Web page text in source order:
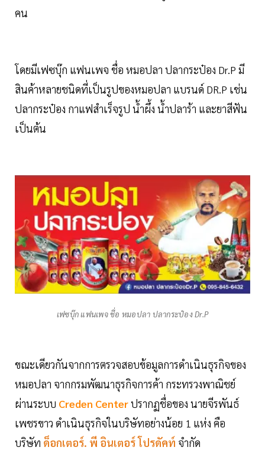
คน
โดยมีเฟซบุ๊ก แฟนเพจ ชื่อ หมอปลา ปลากระป๋อง Dr.P มี
สินค้าหลายชนิดที่เป็นรูปของหมอปลา แบรนด์ DR.P เช่น
ปลากระป๋อง กาแฟสำเร็จรูป น้ำผึ้ง น้ำปลาร้า และยาสีฟัน
เป็นต้น
เฟซบุ๊ก แฟนเพจ ชื่อ หมอปลา ปลากระป๋อง Dr.P
ขณะเดียวกันจากการตรวจสอบข้อมูลการดำเนินธุรกิจของ
หมอปลา จากกรมพัฒนาธุรกิจการค้า กระทรวงพาณิชย์
ผ่านระบบ Creden Centerปรากฏชื่อของ นายจีรพันธ์
เพชรขาว ดำเนินธุรกิจในบริษัทอย่างน้อย 1 แห่ง คือ
บริษัท ด็อกเตอร์. พี อินเตอร์ โปรดัคท์ จำกัด